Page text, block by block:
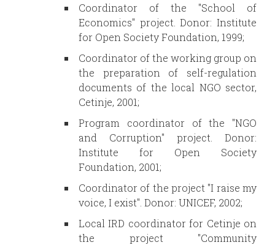
Coordinator of the "School of
Economics" project. Donor: Institute
for Open Society Foundation, 1999;
Coordinator of the working group on
the preparation of self-regulation
documents of the local NGO sector,
Cetinje, 2001;
Program coordinator of the "NGO
and Corruption" project. Donor:
Institute for Open Society
Foundation, 2001;
Coordinator of the project "I raise my
voice, I exist". Donor: UNICEF, 2002;
Local IRD coordinator for Cetinje on
the project "Community